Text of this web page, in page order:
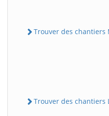
Trouver des chantiers
Trouver des chantiers